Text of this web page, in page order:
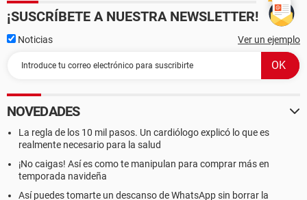
¡SUSCRÍBETE A NUESTRA NEWSLETTER!
Noticias Ver un ejemplo
NOVEDADES
La regla de los 10 mil pasos. Un cardiólogo explicó lo que es
realmente necesario para la salud
¡No caigas! Así es como te manipulan para comprar más en
temporada navideña
Así puedes tomarte un descanso de WhatsApp sin borrar la